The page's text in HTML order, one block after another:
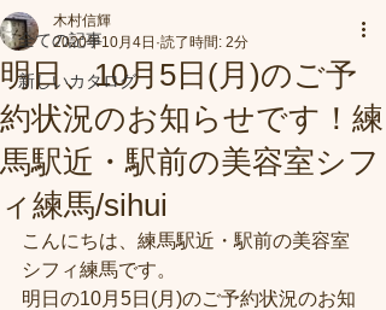
全ての記事
新しいカタログ
明日、10月5日(月)のご予
約状況のお知らせです！練
馬駅近・駅前の美容室シフ
ィ練馬/sihui
木村信輝
2020年10月4日 読了時間: 2分
こんにちは、練馬駅近・駅前の美容室
シフィ練馬です。
明日の10月5日(月)のご予約状況のお知